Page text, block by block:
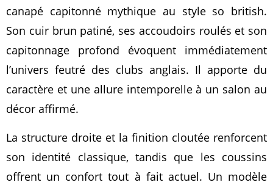
canapé capitonné mythique au style so british.
Son cuir brun patiné, ses accoudoirs roulés et son
capitonnage profond évoquent immédiatement
l’univers feutré des clubs anglais. Il apporte du
caractère et une allure intemporelle à un salon au
décor affirmé.
La structure droite et la finition cloutée renforcent
son identité classique, tandis que les coussins
offrent un confort tout à fait actuel. Un modèle